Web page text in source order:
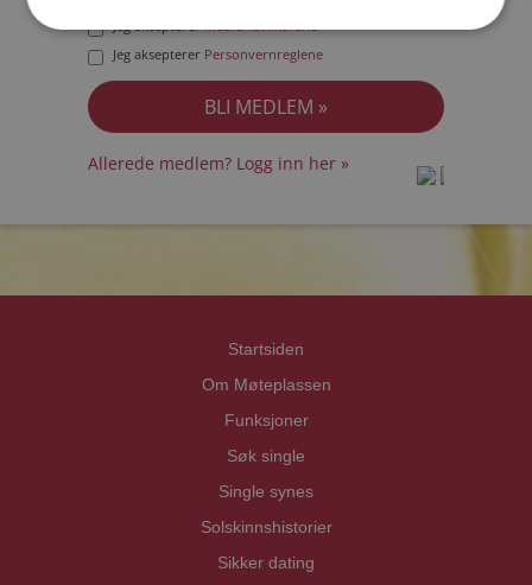
Jeg akseptererMedlemsvilkårene
Jeg aksepterer Personvernreglene
Allerede medlem? Logg inn her »
Startsiden
Om Møteplassen
Funksjoner
Søk single
Single synes
Solskinnshistorier
Sikker dating